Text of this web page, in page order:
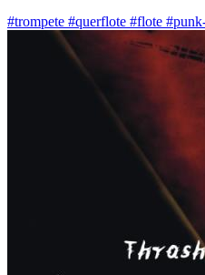
#trompete #querflote #flote